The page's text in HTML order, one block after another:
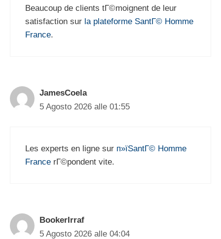
Beaucoup de clients tГ©moignent de leur
satisfaction sur la plateforme SantГ© Homme
France.
JamesCoela
5 Agosto 2026 alle 01:55
Les experts en ligne sur п»їSantГ© Homme
France rГ©pondent vite.
BookerIrraf
5 Agosto 2026 alle 04:04